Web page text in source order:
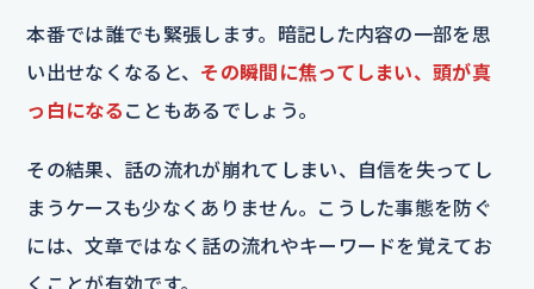
本番では誰でも緊張します。暗記した内容の一部を思
い出せなくなると、 その瞬間に焦ってしまい、頭が真
っ白になる こともあるでしょう。
その結果、話の流れが崩れてしまい、自信を失ってし
まうケースも少なくありません。こうした事態を防ぐ
には、文章ではなく話の流れやキーワードを覚えてお
くことが有効です。